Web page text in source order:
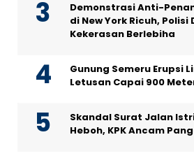
Demonstrasi Anti-
di New York Ricuh,
Kekerasan Berlebiha
Gunung Semeru Erupsi
Letusan Capai 900
Skandal Surat Jalan
Heboh, KPK Ancam